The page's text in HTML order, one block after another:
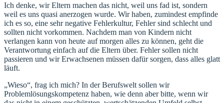
Ich denke, wir Eltern machen das nicht, weil uns fad ist, sondern
weil es uns quasi anerzogen wurde. Wir haben, zumindest empfinde
ich es so, eine sehr negative Fehlerkultur, Fehler sind schlecht und
sollten nicht vorkommen. Nachdem man von Kindern nicht
verlangen kann von heute auf morgen alles zu können, geht die
Verantwortung einfach auf die Eltern über. Fehler sollen nicht
passieren und wir Erwachsenen müssen dafür sorgen, dass alles glatt
läuft.
„Wieso“, frag ich mich? In der Berufswelt sollen wir
Problemlösungskompetenz haben, wie denn aber bitte, wenn wir